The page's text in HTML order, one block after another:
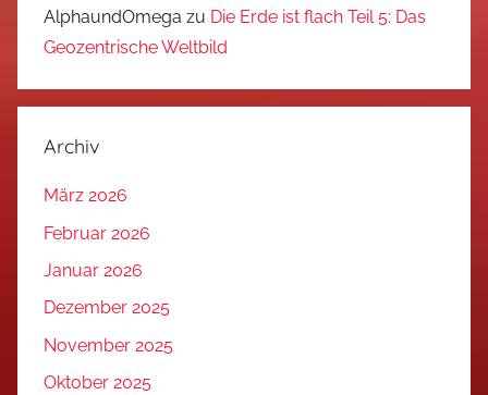
AlphaundOmega zu Die Erde ist flach Teil 5: Das
Geozentrische Weltbild
Archiv
März 2026
Februar 2026
Januar 2026
Dezember 2025
November 2025
Oktober 2025